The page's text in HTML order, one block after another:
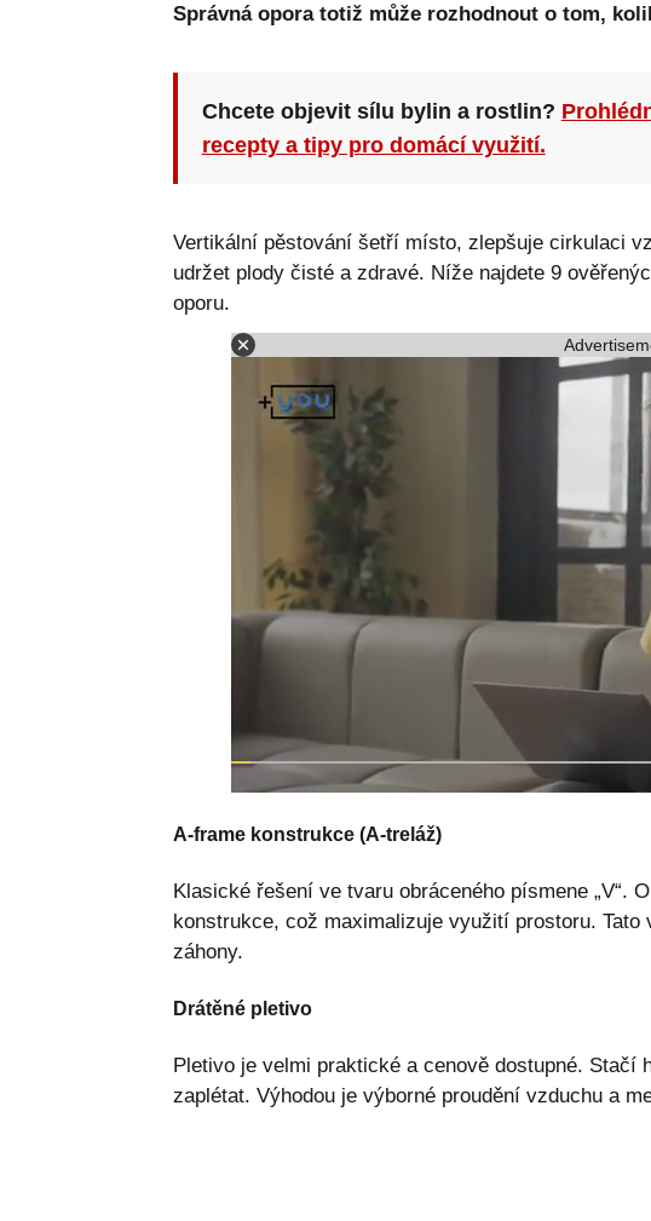
Správná opora totiž může rozhodnout o tom,
Chcete objevit sílu bylin a rostlin?
recepty a tipy pro domácí využití.
Vertikální pěstování šetří místo, zlepšuje cirkulaci
udržet plody čisté a zdravé. Níže najdete 9
oporu.
A-frame konstrukce (A-treláž)
Klasické řešení ve tvaru obráceného písmene „V“.
konstrukce, což maximalizuje využití prostoru.
záhony.
Drátěné pletivo
Pletivo je velmi praktické a cenově dostupné. Stačí
zaplétat. Výhodou je výborné proudění vzduchu a